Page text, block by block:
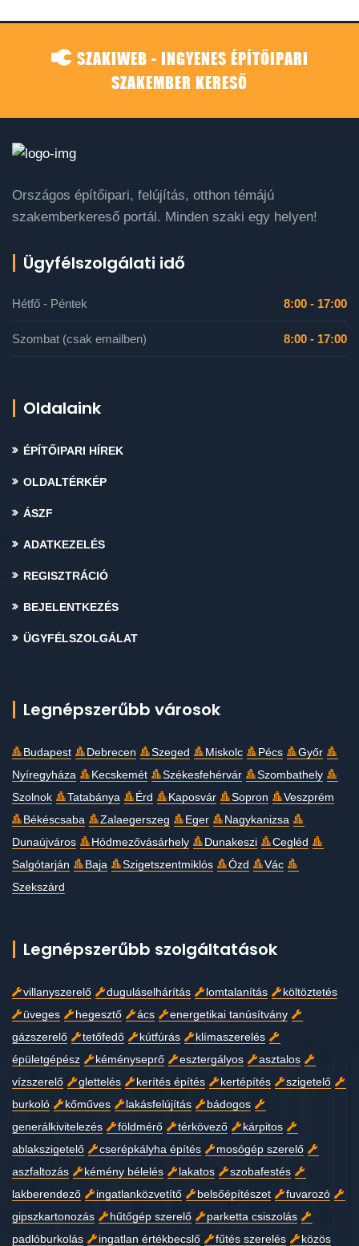
SZAKIWEB - INGYENES ÉPÍTŐIPARI
SZAKEMBER KERESŐ
Országos építőipari, felújítás, otthon témájú
szakemberkereső portál. Minden szaki egy helyen!
Ügyfélszolgálati idő
Hétfő - Péntek 8:00 - 17:00
Szombat (csak emailben) 8:00 - 17:00
Oldalaink
ÉPÍTŐIPARI HÍREK
OLDALTÉRKÉP
ÁSZF
ADATKEZELÉS
REGISZTRÁCIÓ
BEJELENTKEZÉS
ÜGYFÉLSZOLGÁLAT
Legnépszerűbb városok
Budapest Debrecen Szeged Miskolc Pécs
Győr
Nyíregyháza
Kecskemét Székesfehérvár
Szombathely
Szolnok
Tatabánya Érd Kaposvár Sopron
Veszprém
Békéscsaba
Zalaegerszeg Eger
Nagykanizsa
Dunaújváros
Hódmezővásárhely Dunakeszi
Cegléd
Salgótarján
Baja Szigetszentmiklós Ózd
Vác
Szekszárd
Legnépszerűbb szolgáltatások
villanyszerelő duguláselhárítás lomtalanítás
költöztetés
üveges
hegesztő ács
energetikai tanúsítvány
gázszerelő
tetőfedő kútfúrás
klímaszerelés
épületgépész
kéményseprő esztergályos
asztalos
vízszerelő
glettelés kerítés építés kertépítés
szigetelő
burkoló
kőműves lakásfelújítás
bádogos
generálkivitelezés
földmérő térkövező
kárpitos
ablakszigetelő
cserépkályha építés
mosógép szerelő
aszfaltozás
kémény bélelés lakatos
szobafestés
lakberendező
ingatlanközvetítő belsőépítészet
fuvarozó
gipszkartonozás
hűtőgép szerelő
parketta csiszolás
padlóburkolás
ingatlan értékbecslő fűtés szerelés közös